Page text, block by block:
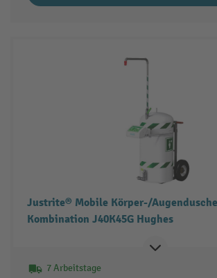
Justrite® Mobile Körper-/
Kombination J40K45G Hughes
7 Arbeitstage